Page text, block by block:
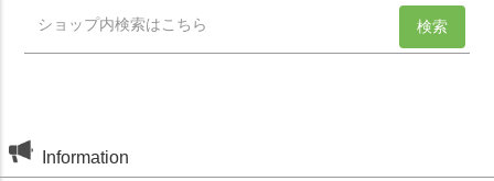
Information